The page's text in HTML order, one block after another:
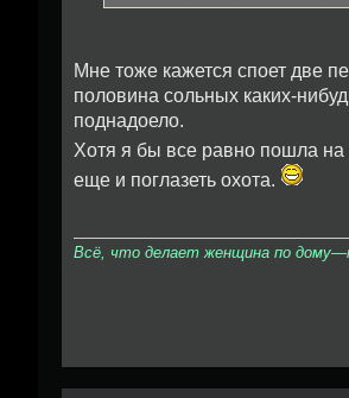
Мне тоже кажется споет две
половина сольных каких-
поднадоело.
Хотя я бы все равно пошла
еще и поглазеть охота.
Всё, что делает женщина по